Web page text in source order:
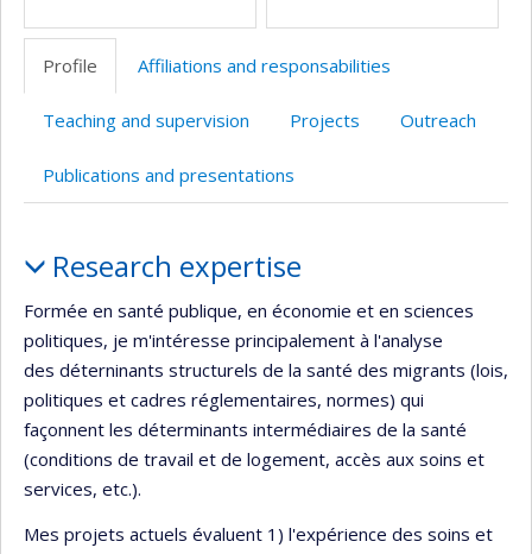
Profile Affiliations and responsabilities
Teaching and supervision Projects Outreach
Publications and presentations
Research expertise
Formée en santé publique, en économie et en sciences
politiques, je m'intéresse principalement à l'analyse
des déterninants structurels de la santé des migrants (lois,
politiques et cadres réglementaires, normes) qui
façonnent les déterminants intermédiaires de la santé
(conditions de travail et de logement, accès aux soins et
services, etc.).
Mes projets actuels évaluent 1) l'expérience des soins et